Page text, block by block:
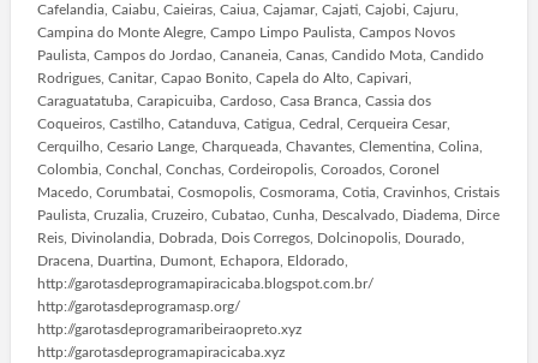
Cafelandia, Caiabu, Caieiras, Caiua, Cajamar, Cajati, Cajobi, Cajuru,
Campina do Monte Alegre, Campo Limpo Paulista, Campos Novos
Paulista, Campos do Jordao, Cananeia, Canas, Candido Mota, Candido
Rodrigues, Canitar, Capao Bonito, Capela do Alto, Capivari,
Caraguatatuba, Carapicuiba, Cardoso, Casa Branca, Cassia dos
Coqueiros, Castilho, Catanduva, Catigua, Cedral, Cerqueira Cesar,
Cerquilho, Cesario Lange, Charqueada, Chavantes, Clementina, Colina,
Colombia, Conchal, Conchas, Cordeiropolis, Coroados, Coronel
Macedo, Corumbatai, Cosmopolis, Cosmorama, Cotia, Cravinhos, Cristais
Paulista, Cruzalia, Cruzeiro, Cubatao, Cunha, Descalvado, Diadema, Dirce
Reis, Divinolandia, Dobrada, Dois Corregos, Dolcinopolis, Dourado,
Dracena, Duartina, Dumont, Echapora, Eldorado,
http://garotasdeprogramapiracicaba.blogspot.com.br/
http://garotasdeprogramasp.org/
http://garotasdeprogramaribeiraopreto.xyz
http://garotasdeprogramapiracicaba.xyz